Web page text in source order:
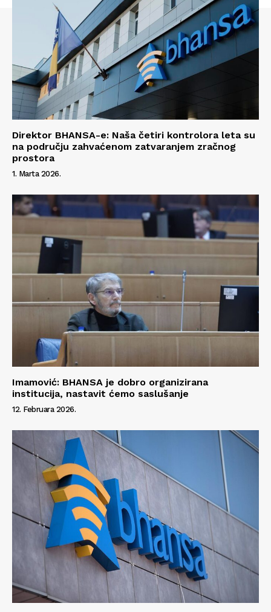
Direktor BHANSA-e: Naša četiri kontrolora leta su
na području zahvaćenom zatvaranjem zračnog
prostora
1. Marta 2026.
Imamović: BHANSA je dobro organizirana
institucija, nastavit ćemo saslušanje
12. Februara 2026.